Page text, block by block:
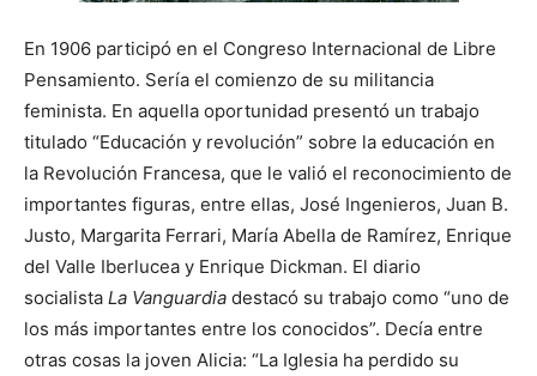
En 1906 participó en el Congreso Internacional de Libre
Pensamiento. Sería el comienzo de su militancia
feminista. En aquella oportunidad presentó un trabajo
titulado “Educación y revolución” sobre la educación en
la Revolución Francesa, que le valió el reconocimiento de
importantes figuras, entre ellas, José Ingenieros, Juan B.
Justo, Margarita Ferrari, María Abella de Ramírez, Enrique
del Valle Iberlucea y Enrique Dickman. El diario
socialista La Vanguardia destacó su trabajo como “uno de
los más importantes entre los conocidos”. Decía entre
otras cosas la joven Alicia: “La Iglesia ha perdido su